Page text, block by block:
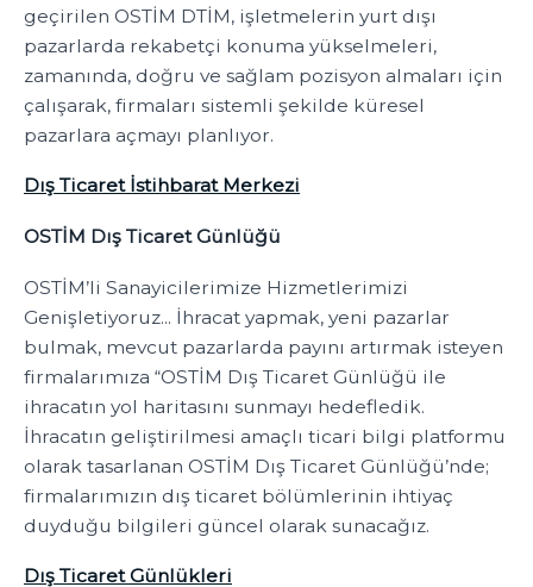
geçirilen OSTİM DTİM, işletmelerin yurt dışı
pazarlarda rekabetçi konuma yükselmeleri,
zamanında, doğru ve sağlam pozisyon almaları için
çalışarak, firmaları sistemli şekilde küresel
pazarlara açmayı planlıyor.
Dış Ticaret İstihbarat Merkezi
OSTİM Dış Ticaret Günlüğü
OSTİM’li Sanayicilerimize Hizmetlerimizi
Genişletiyoruz... İhracat yapmak, yeni pazarlar
bulmak, mevcut pazarlarda payını artırmak isteyen
firmalarımıza “OSTİM Dış Ticaret Günlüğü ile
ihracatın yol haritasını sunmayı hedefledik.
İhracatın geliştirilmesi amaçlı ticari bilgi platformu
olarak tasarlanan OSTİM Dış Ticaret Günlüğü’nde;
firmalarımızın dış ticaret bölümlerinin ihtiyaç
duyduğu bilgileri güncel olarak sunacağız.
Dış Ticaret Günlükleri